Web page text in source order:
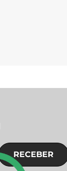
RECEBER